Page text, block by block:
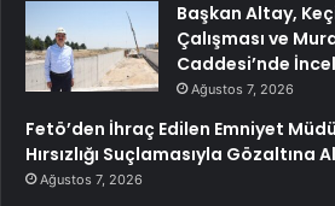
Başkan Altay,
Çalışması ve
Caddesi’nde
Ağustos 7, 2026
Fetö’den İhraç Edilen Emniyet
Hırsızlığı Suçlamasıyla Gözaltına
Ağustos 7, 2026